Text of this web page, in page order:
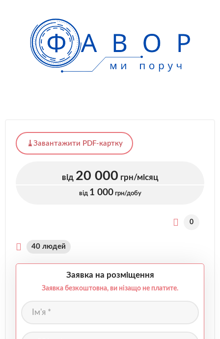
Завантажити PDF-картку
від 20 000 грн/місяц
від 1 000грн/добу
0
40 людей
Заявка на розміщення
Заявка безкоштовна, ви нізащо не платите.